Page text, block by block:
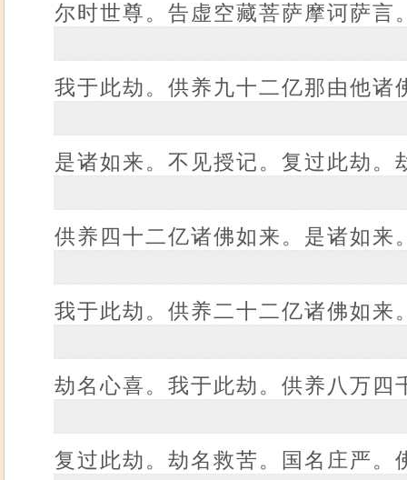
尔时世尊。告虚空藏菩萨摩诃萨
我于此劫。供养九十二亿那由他
是诸如来。不见授记。复过此劫。
供养四十二亿诸佛如来。是诸如
我于此劫。供养二十二亿诸佛如
劫名心喜。我于此劫。供养八万
复过此劫。劫名救苦。国名庄严